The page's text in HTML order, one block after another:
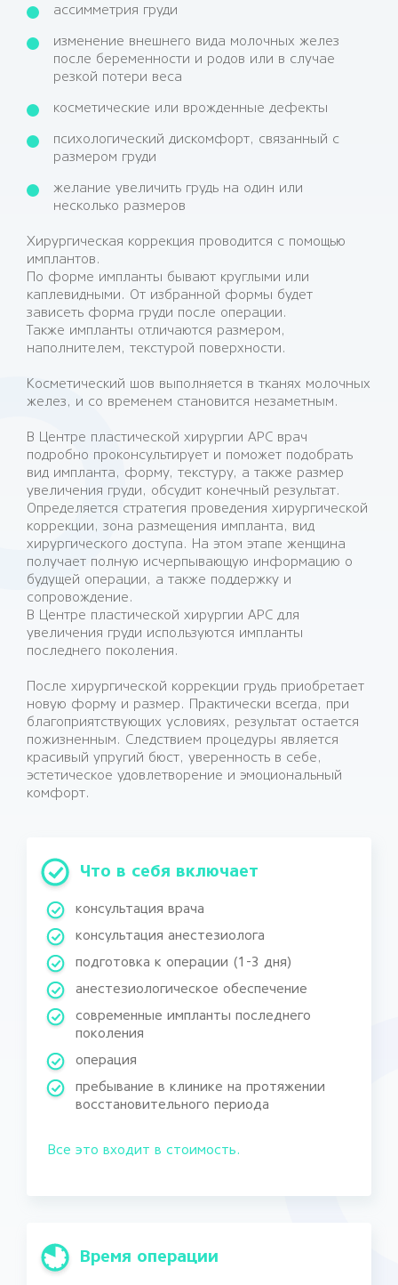
ассимметрия груди
изменение внешнего вида молочных желез
после беременности и родов или в случае
резкой потери веса
косметические или врожденные дефекты
психологический дискомфорт, связанный с
размером груди
желание увеличить грудь на один или
несколько размеров
Хирургическая коррекция проводится с помощью
имплантов.
По форме импланты бывают круглыми или
каплевидными. От избранной формы будет
зависеть форма груди после операции.
Также импланты отличаются размером,
наполнителем, текстурой поверхности.
Косметический шов выполняется в тканях молочных
желез, и со временем становится незаметным.
В Центре пластической хирургии АРС врач
подробно проконсультирует и поможет подобрать
вид импланта, форму, текстуру, а также размер
увеличения груди, обсудит конечный результат.
Определяется стратегия проведения хирургической
коррекции, зона размещения импланта, вид
хирургического доступа. На этом этапе женщина
получает полную исчерпывающую информацию о
будущей операции, а также поддержку и
сопровождение.
В Центре пластической хирургии АРС для
увеличения груди используются импланты
последнего поколения.
После хирургической коррекции грудь приобретает
новую форму и размер. Практически всегда, при
благоприятствующих условиях, результат остается
пожизненным. Следствием процедуры является
красивый упругий бюст, уверенность в себе,
эстетическое удовлетворение и эмоциональный
комфорт.
Что в себя включает
консультация врача
консультация анестезиолога
подготовка к операции (1-3 дня)
анестезиологическое обеспечение
современные импланты последнего
поколения
операция
пребывание в клинике на протяжении
восстановительного периода
Все это входит в стоимость.
Время операции